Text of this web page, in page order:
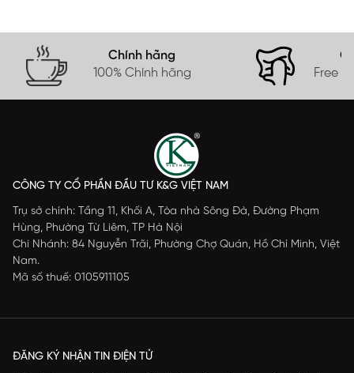
Chính hãng
100% Chính hãng
Free
CÔNG TY CỔ PHẦN ĐẦU TƯ K&G VIỆT NAM
Trụ sở chính: Tầng 11, Khối A, Tòa nhà Sông Đà, Đường Phạm
Hùng, Phường Từ Liêm, TP Hà Nội
Chi Nhánh: 84 Nguyễn Trãi, Phường Chợ Quán, Hồ Chí Minh, Việt
Nam.
Mã số thuế: 0105911105
ĐĂNG KÝ NHẬN TIN ĐIỆN TỬ